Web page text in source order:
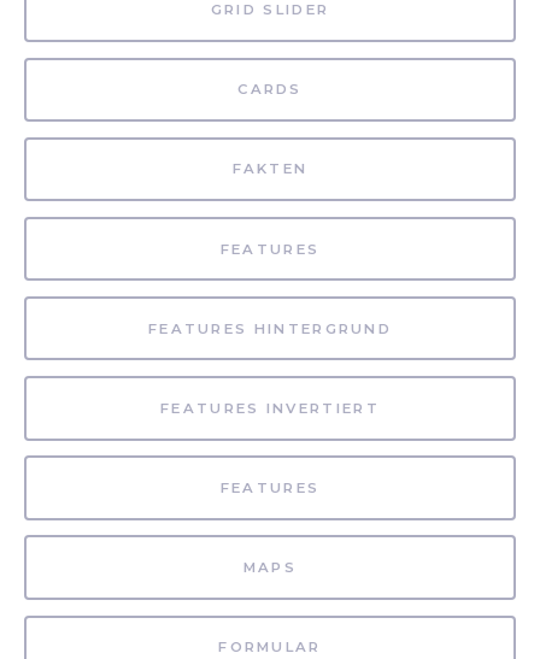
GRID SLIDER
CARDS
FAKTEN
FEATURES
FEATURES HINTERGRUND
FEATURES INVERTIERT
FEATURES
MAPS
FORMULAR